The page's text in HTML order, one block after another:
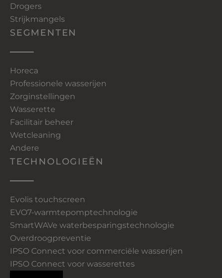
Drogers
Strijkmangels
SEGMENTEN
Horeca
Professionele wasserijen
Zorginstellingen
Wasserette
Facilitair beheer
Wetcleaning
Andere
TECHNOLOGIEËN
Evolis touchscreen
EVO7-warmtepomptechnologie
SmartWAVe waterbesparingstechnologie
Overdroogpreventie
IPSO Connect voor commerciële wasserijen
IPSO Connect voor wasserettes